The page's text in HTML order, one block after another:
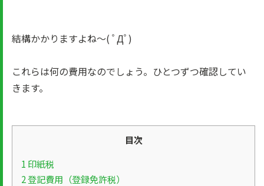
結構かかりますよね～( ﾟДﾟ)
これらは何の費用なのでしょう。ひとつずつ確認してい
きます。
目次
1 印紙税
2登記費用（登録免許税）